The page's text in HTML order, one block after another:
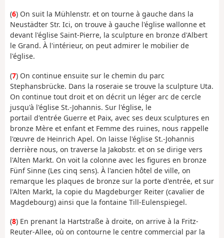
(6) On suit la Mühlenstr. et on tourne à gauche dans la
Neustädter Str. Ici, on trouve à gauche l'église wallonne et
devant l'église Saint-Pierre, la sculpture en bronze d'Albert
le Grand. À l'intérieur, on peut admirer le mobilier de
l'église.
(7) On continue ensuite sur le chemin du parc
Stephansbrücke. Dans la roseraie se trouve la sculpture Uta.
On continue tout droit et on décrit un léger arc de cercle
jusqu'à l'église St.-Johannis. Sur l'église, le
portail d'entrée Guerre et Paix, avec ses deux sculptures en
bronze Mère et enfant et Femme des ruines, nous rappelle
l'œuvre de Heinrich Apel. On laisse l'église St.-Johannis
derrière nous, on traverse la Jakobstr. et on se dirige vers
l'Alten Markt. On voit la colonne avec les figures en bronze
Fünf Sinne (Les cinq sens). À l'ancien hôtel de ville, on
remarque les plaques de bronze sur la porte d'entrée, et sur
l'Alten Markt, la copie du Magdeburger Reiter (cavalier de
Magdebourg) ainsi que la fontaine Till-Eulenspiegel.
(8) En prenant la Hartstraße à droite, on arrive à la Fritz-
Reuter-Allee, où on contourne le centre commercial par la